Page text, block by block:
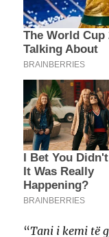
“Tani i kemi të